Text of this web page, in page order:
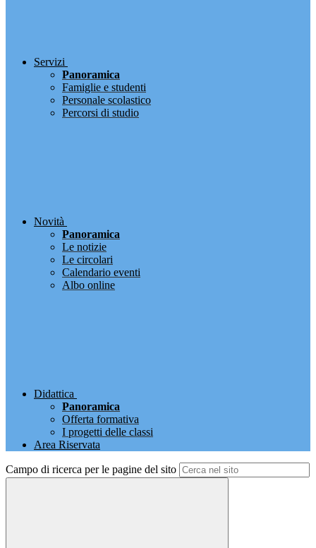
Servizi
Panoramica
Famiglie e studenti
Personale scolastico
Percorsi di studio
Novità
Panoramica
Le notizie
Le circolari
Calendario eventi
Albo online
Didattica
Panoramica
Offerta formativa
I progetti delle classi
Area Riservata
Campo di ricerca per le pagine del sito